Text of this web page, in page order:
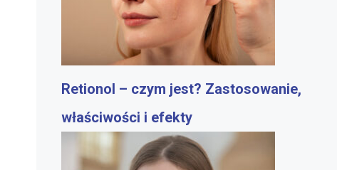
Retionol – czym jest? Zastosowanie,
właściwości i efekty